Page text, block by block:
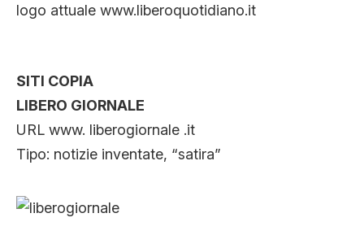
logo attuale www.liberoquotidiano.it
SITI COPIA
LIBERO GIORNALE
URL www. liberogiornale .it
Tipo: notizie inventate, “satira”